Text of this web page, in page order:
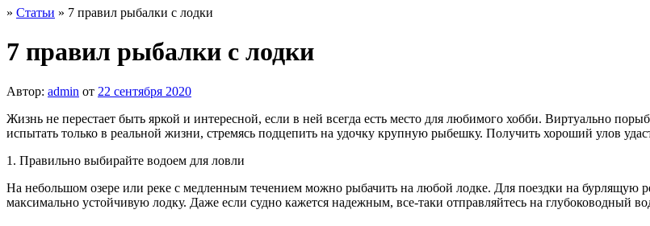
» Статьи » 7 правил рыбалки с лодки
7 правил рыбалки с лодки
Автор: admin от 22 сентября 2020
Жизнь не перестает быть яркой и интересной, если в ней всегда есть место для любимого хобби. Виртуально
испытать только в реальной жизни, стремясь подцепить на удочку крупную рыбешку. Получить хороший улов
1. Правильно выбирайте водоем для ловли
На небольшом озере или реке с медленным течением можно рыбачить на любой лодке. Для поездки на бурлящую
максимально устойчивую лодку. Даже если судно кажется надежным, все-таки отправляйтесь на глубоководный